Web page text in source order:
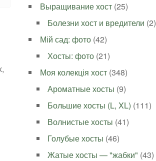
Выращивание хост (25)
Болезни хост и вредители (2)
Мій сад: фото (42)
Хосты: фото (21)
Моя колекція хост (348)
Ароматные хосты (9)
Большие хосты (L, XL) (111)
Волнистые хосты (41)
Голубые хосты (46)
Жатые хосты — "жабки" (43)